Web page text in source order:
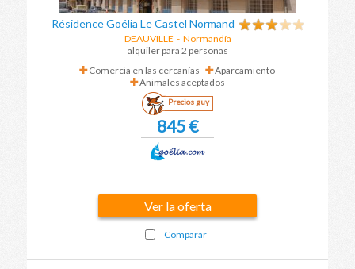
Résidence Goélia Le Castel Normand
DEAUVILLE - Normandía
alquiler para 2 personas
Comercia en las cercanías
Aparcamiento
Animales aceptados
Precios guy
845 €
Ver la oferta
Comparar